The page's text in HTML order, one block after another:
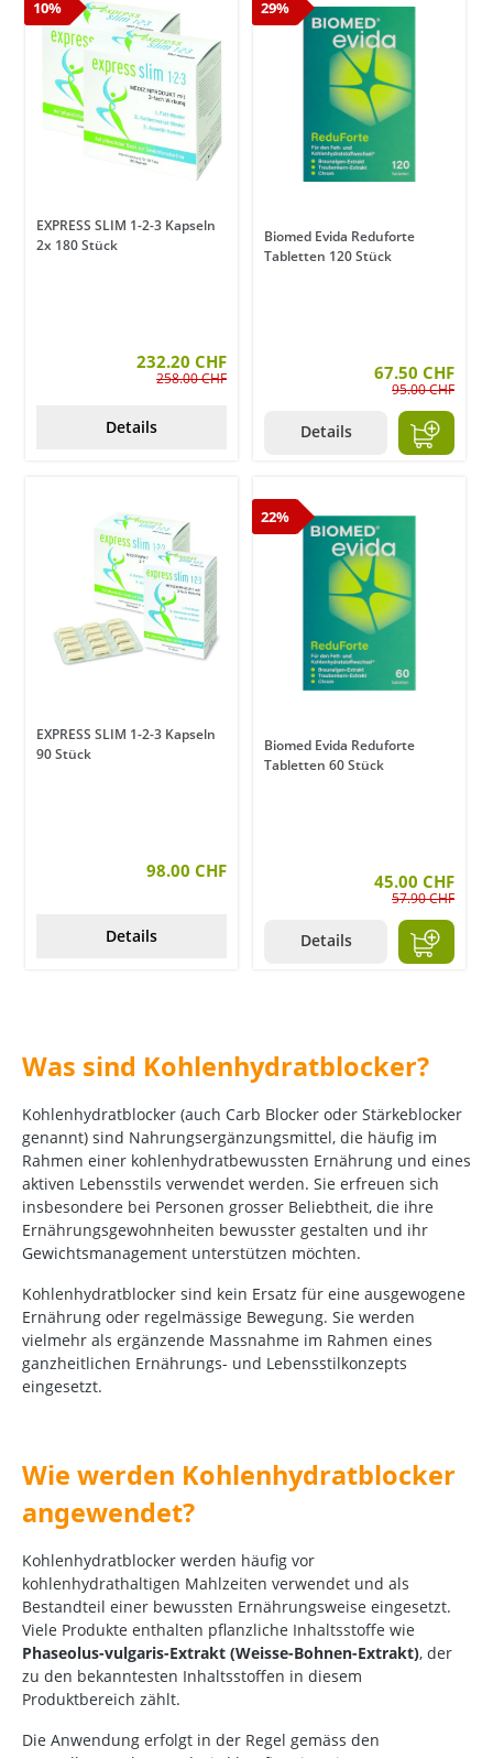
10%
EXPRESS SLIM 1-2-3 Kapseln
2x 180 Stück
232.20 CHF
258.00 CHF
Details
29%
Biomed Evida Reduforte
Tabletten 120 Stück
67.50 CHF
95.00 CHF
Details
EXPRESS SLIM 1-2-3 Kapseln
90 Stück
98.00 CHF
Details
22%
Biomed Evida Reduforte
Tabletten 60 Stück
45.00 CHF
57.90 CHF
Details
Was sind Kohlenhydratblocker?
Kohlenhydratblocker (auch Carb Blocker oder Stärkeblocker
genannt) sind Nahrungsergänzungsmittel, die häufig im
Rahmen einer kohlenhydratbewussten Ernährung und eines
aktiven Lebensstils verwendet werden. Sie erfreuen sich
insbesondere bei Personen grosser Beliebtheit, die ihre
Ernährungsgewohnheiten bewusster gestalten und ihr
Gewichtsmanagement unterstützen möchten.
Kohlenhydratblocker sind kein Ersatz für eine ausgewogene
Ernährung oder regelmässige Bewegung. Sie werden
vielmehr als ergänzende Massnahme im Rahmen eines
ganzheitlichen Ernährungs- und Lebensstilkonzepts
eingesetzt.
Wie werden Kohlenhydratblocker
angewendet?
Kohlenhydratblocker werden häufig vor
kohlenhydrathaltigen Mahlzeiten verwendet und als
Bestandteil einer bewussten Ernährungsweise eingesetzt.
Viele Produkte enthalten pflanzliche Inhaltsstoffe wie
Phaseolus-vulgaris-Extrakt (Weisse-Bohnen-Extrakt), der
zu den bekanntesten Inhaltsstoffen in diesem
Produktbereich zählt.
Die Anwendung erfolgt in der Regel gemäss den